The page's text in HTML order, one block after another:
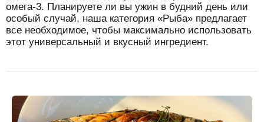
омега-3. Планируете ли вы ужин в будний день или
особый случай, наша категория «Рыба» предлагает
все необходимое, чтобы максимально использовать
этот универсальный и вкусный ингредиент.